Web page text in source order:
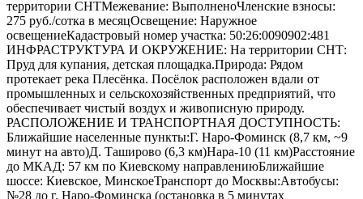
территории СНТМежевание: ВыполненоЧленские взносы:
275 руб./сотка в месяцОсвещение: Наружное
освещениеКадастровый номер участка: 50:26:0090902:481
ИНФРАСТРУКТУРА И ОКРУЖЕНИЕ: На территории СНТ:
Пруд для купания, детская площадка.Природа: Рядом
протекает река Плесёнка. Посёлок расположен вдали от
промышленных и сельскохозяйственных предприятий, что
обеспечивает чистый воздух и живописную природу.
РАСПОЛОЖЕНИЕ И ТРАНСПОРТНАЯ ДОСТУПНОСТЬ:
Ближайшие населенные пункты:Г. Наро-Фоминск (8,7 км, ~9
минут на авто)Д. Таширово (6,3 км)Нара-10 (11 км)Расстояние
до МКАД: 57 км по Киевскому направлениюБлижайшие
шоссе: Киевское, МинскоеТранспорт до Москвы:Автобусы:
№28 до г. Наро-Фоминска (остановка в 5 минутах